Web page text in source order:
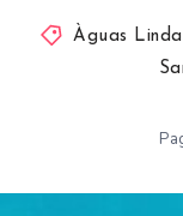
Àguas